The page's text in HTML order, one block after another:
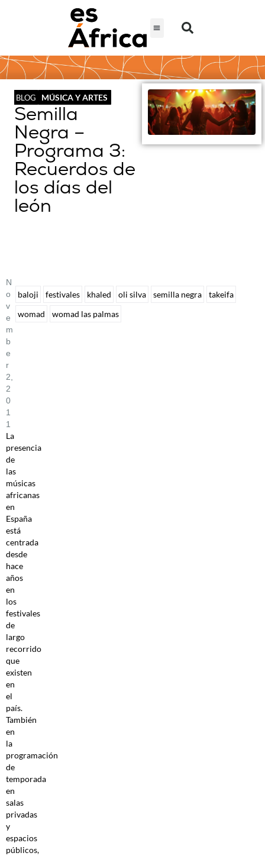
BLOG MÚSICA Y ARTES
Semilla
Negra –
Programa 3:
Recuerdos de
los días del
león
N
O
V
E
M
B
E
R
2,
2
0
1
1
La
presencia
de
las
músicas
africanas
en
España
está
centrada
desde
hace
años
en
los
festivales
de
largo
recorrido
que
existen
en
el
país.
También
en
la
programación
de
temporada
en
salas
privadas
y
espacios
públicos,
baloji festivales khaled oli silva semilla negra
takeifa
womad
womad las palmas